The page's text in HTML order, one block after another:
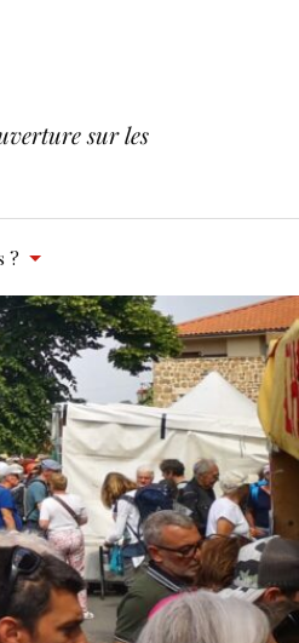
sur les
?